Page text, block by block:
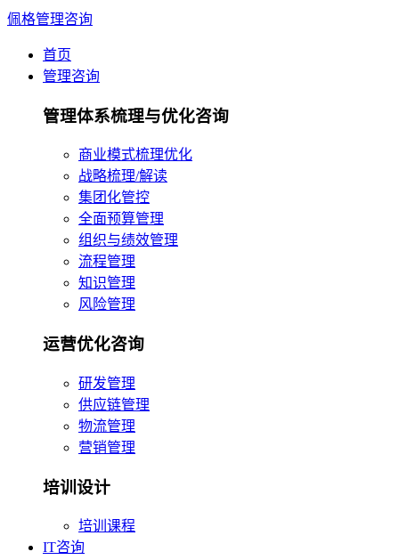
佩格管理咨询
首页
管理咨询
管理体系梳理与优化咨询
商业模式梳理优化
战略梳理/解读
集团化管控
全面预算管理
组织与绩效管理
流程管理
知识管理
风险管理
运营优化咨询
研发管理
供应链管理
物流管理
营销管理
培训设计
培训课程
IT咨询